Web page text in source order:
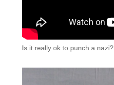
Is it really ok to punch a nazi?